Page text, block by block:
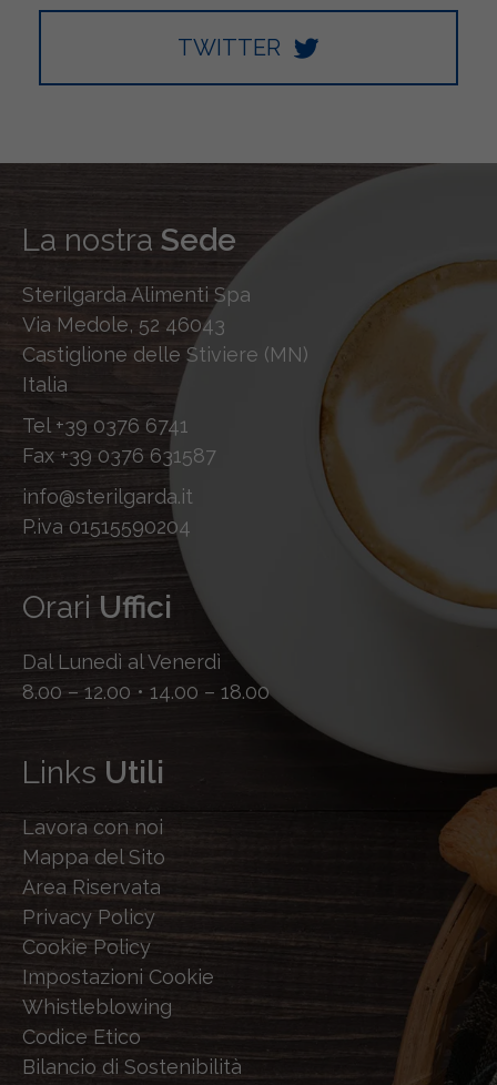
TWITTER
La nostra Sede
Sterilgarda Alimenti Spa
Via Medole, 52 46043
Castiglione delle Stiviere (MN)
Italia
Tel +39 0376 6741
Fax +39 0376 631587
info@sterilgarda.it
P.iva 01515590204
Orari Uffici
Dal Lunedì al Venerdì
8.00 – 12.00 • 14.00 – 18.00
Links Utili
Lavora con noi
Mappa del Sito
Area Riservata
Privacy Policy
Cookie Policy
Impostazioni Cookie
Whistleblowing
Codice Etico
Bilancio di Sostenibilità